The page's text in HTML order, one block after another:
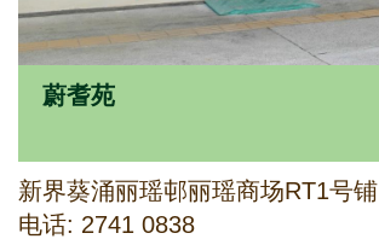
蔚耆苑
新界葵涌丽瑶邨丽瑶商场RT1号铺
电话: 2741 0838